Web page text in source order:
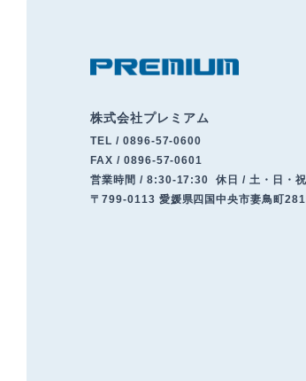
株式会社プレミアム
TEL / 0896-57-0600
FAX / 0896-57-0601
営業時間 / 8:30-17:30
休日 / 土・日・祝
〒799-0113 愛媛県四国中央市妻鳥町